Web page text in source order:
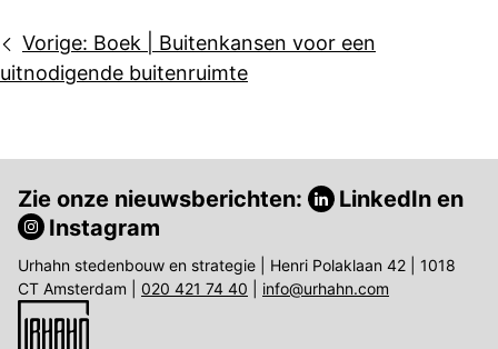
Bericht
navigatie
Vorige: Boek | Buitenkansen voor een
uitnodigende buitenruimte
Zie onze nieuwsberichten: LinkedIn en
Instagram
Urhahn stedenbouw en strategie | Henri Polaklaan 42 | 1018
CT Amsterdam | 020 421 74 40 info@urhahn.com